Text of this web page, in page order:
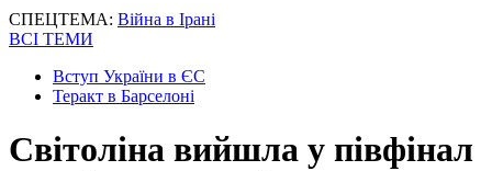
СПЕЦТЕМА: Війна в Ірані
ВСІ ТЕМИ
Вступ України в ЄС
Теракт в Барселоні
Світоліна вийшла у півфінал